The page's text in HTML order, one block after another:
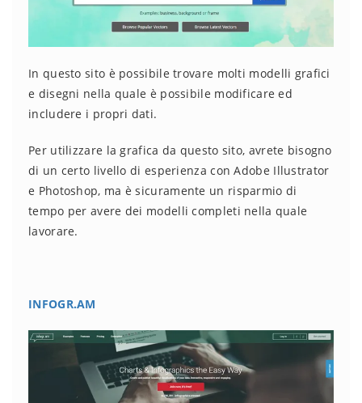
In questo sito è possibile trovare molti modelli grafici
e disegni nella quale è possibile modificare ed
includere i propri dati.
Per utilizzare la grafica da questo sito, avrete bisogno
di un certo livello di esperienza con Adobe Illustrator
e Photoshop, ma è sicuramente un risparmio di
tempo per avere dei modelli completi nella quale
lavorare.
INFOGR.AM